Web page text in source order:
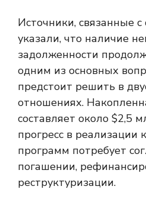
Источники, связанные с
указали, что наличие
задолженности
одним из основных
предстоит решить в
отношениях.
составляет около $2,5
прогресс в реализации
программ потребует
погашении,
реструктуризации.